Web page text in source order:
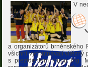
V
a organizátorů brněnského
všichni vychutnávají vítězný
s prezidentem klubu Ing.